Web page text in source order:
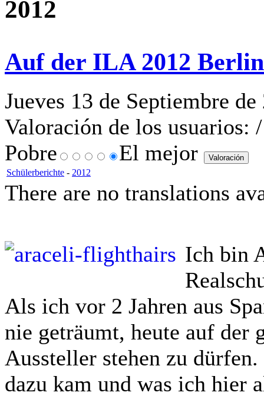
2012
Auf der ILA 2012
Jueves 13 de Septiembre
Valoración de los usuarios:
Pobre
El mejor
Schülerberichte - 2012
There are no translations
Ich bin
Als ich vor 2 Jahren aus
nie geträumt, heute auf der
Aussteller stehen zu
dazu kam und was ich hier